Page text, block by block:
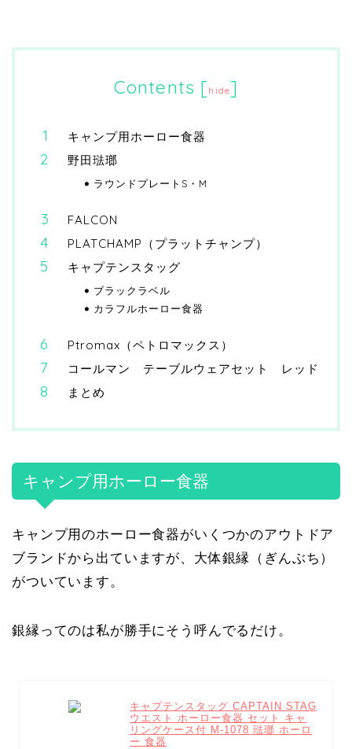
Contents [hide]
キャンプ用ホーロー食器
野田琺瑯
ラウンドプレートS・M
FALCON
PLATCHAMP（プラットチャンプ）
キャプテンスタッグ
ブラックラベル
カラフルホーロー食器
Ptromax（ペトロマックス）
コールマン テーブルウェアセット レッド
まとめ
キャンプ用ホーロー食器
キャンプ用のホーロー食器がいくつかのアウトドア
ブランドから出ていますが、大体銀縁（ぎんぶち）
がついています。
銀縁ってのは私が勝手にそう呼んでるだけ。
キャプテンスタッグ CAPTAIN STAG
ウエスト ホーロー食器 セット キャ
リングケース付 M-1078 琺瑯 ホーロ
ー 食器